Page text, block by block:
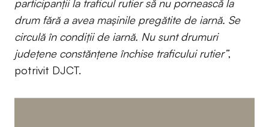
participanții la traficul rutier să nu pornească la
drum fără a avea mașinile pregătite de iarnă. Se
circulă în condiții de iarnă. Nu sunt drumuri
județene constănțene închise traficului rutier”,
potrivit DJCT.